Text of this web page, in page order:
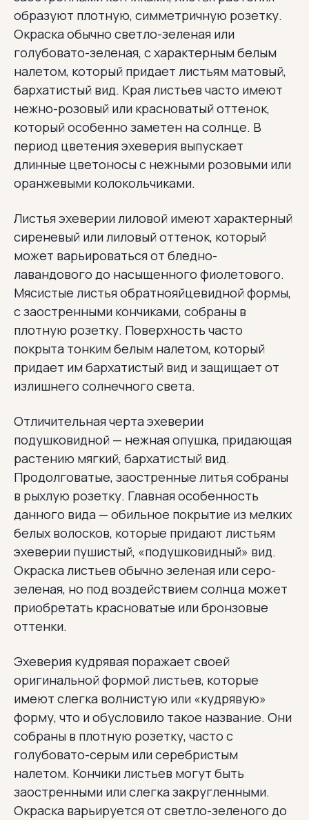
образуют плотную, симметричную розетку.
Окраска обычно светло-зеленая или
голубовато-зеленая, с характерным белым
налетом, который придает листьям матовый,
бархатистый вид. Края листьев часто имеют
нежно-розовый или красноватый оттенок,
который особенно заметен на солнце. В
период цветения эхеверия выпускает
длинные цветоносы с нежными розовыми или
оранжевыми колокольчиками.
Листья эхеверии лиловой имеют характерный
сиреневый или лиловый оттенок, который
может варьироваться от бледно-
лавандового до насыщенного фиолетового.
Мясистые листья обратнояйцевидной формы,
с заостренными кончиками, собраны в
плотную розетку. Поверхность часто
покрыта тонким белым налетом, который
придает им бархатистый вид и защищает от
излишнего солнечного света.
Отличительная черта эхеверии
подушковидной — нежная опушка, придающая
растению мягкий, бархатистый вид.
Продолговатые, заостренные литья собраны
в рыхлую розетку. Главная особенность
данного вида — обильное покрытие из мелких
белых волосков, которые придают листьям
эхеверии пушистый, «подушковидный» вид.
Окраска листьев обычно зеленая или серо-
зеленая, но под воздействием солнца может
приобретать красноватые или бронзовые
оттенки.
Эхеверия кудрявая поражает своей
оригинальной формой листьев, которые
имеют слегка волнистую или «кудрявую»
форму, что и обусловило такое название. Они
собраны в плотную розетку, часто с
голубовато-серым или серебристым
налетом. Кончики листьев могут быть
заостренными или слегка закругленными.
Окраска варьируется от светло-зеленого до